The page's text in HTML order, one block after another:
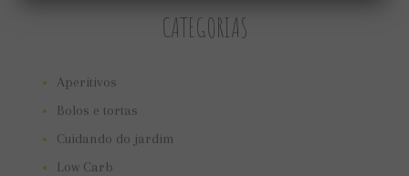
CATEGORIAS
Aperitivos
Bolos e tortas
Cuidando do jardim
Low Carb